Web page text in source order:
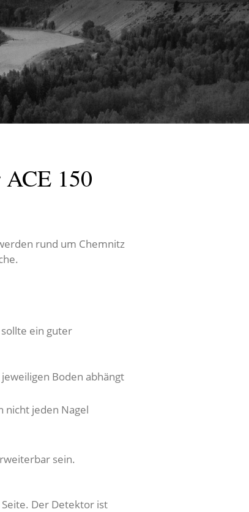
150
rund um Chemnitz
ein guter
Boden abhängt
nicht jeden Nagel
sein.
Der Detektor ist